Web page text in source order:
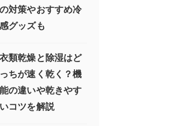
の対策やおすすめ冷
感グッズも
衣類乾燥と除湿はど
っちが速く乾く？機
能の違いや乾きやす
いコツを解説